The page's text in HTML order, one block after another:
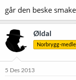
går den beske
Øldal
Norbrygg-
5 Des 2013